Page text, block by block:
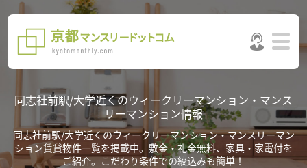
同志社前駅/大学近くのウィークリーマンション・マンス
リーマンション情報
同志社前駅/大学近くのウィークリーマンション・マンスリーマン
ション賃貸物件一覧を掲載中。敷金・礼金無料、家具・家電付を
ご紹介。こだわり条件での絞込みも簡単！